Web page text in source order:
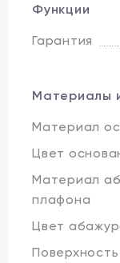
Функции
Гарантия
Материалы
Материал
Цвет
Материал
плафона
Цвет